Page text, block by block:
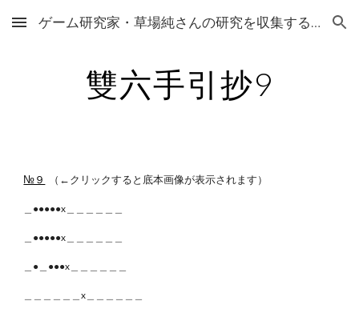
Skip to main content Skip to navigation
ゲーム研究家・草場純さんの研究を収集するサイト
雙六手引抄9
№９ （←クリックすると底本画像が表示されます）
＿●●●●●x＿＿＿＿＿＿
＿●●●●●x＿＿＿＿＿＿
＿●＿●●●x＿＿＿＿＿＿
＿＿＿＿＿＿x＿＿＿＿＿＿